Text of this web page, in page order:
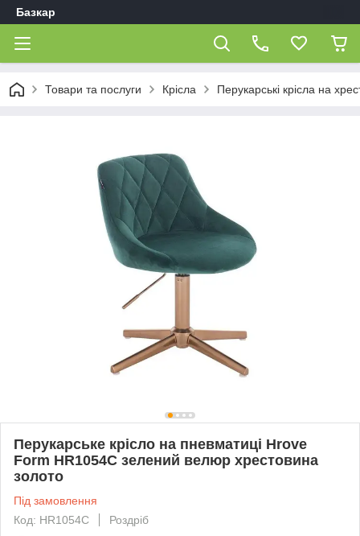
Базкар
Товари та послуги Крісла Перукарські крісла на
Перукарське крісло на пневматиці Hrove
Form HR1054C зелений велюр хрестовина
золото
Під замовлення
Код: HR1054C
Роздріб